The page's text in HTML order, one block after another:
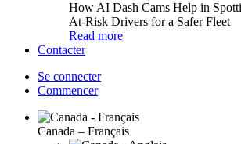
How AI Dash Cams Help in
At-Risk Drivers for a Safer Fleet
Read more
Contacter
Se connecter
Commencer
Canada – Français